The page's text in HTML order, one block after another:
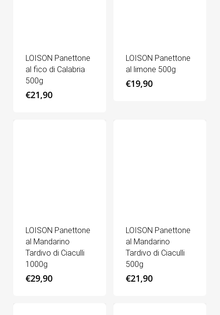
LOISON Panettone
al fico di Calabria
500g
€21,90
LOISON Panettone
al limone 500g
€19,90
LOISON Panettone
al Mandarino
Tardivo di Ciaculli
1000g
€29,90
LOISON Panettone
al Mandarino
Tardivo di Ciaculli
500g
€21,90